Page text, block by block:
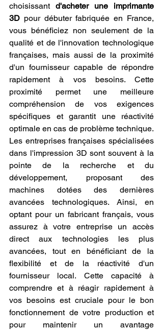
choisissant d'acheter une imprimante
3D pour débuter fabriquée en France,
vous bénéficiez non seulement de la
qualité et de l'innovation technologique
françaises, mais aussi de la proximité
d'un fournisseur capable de répondre
rapidement à vos besoins. Cette
proximité permet une meilleure
compréhension de vos exigences
spécifiques et garantit une réactivité
optimale en cas de problème technique.
Les entreprises françaises spécialisées
dans l'impression 3D sont souvent à la
pointe de la recherche et du
développement, proposant des
machines dotées des dernières
avancées technologiques. Ainsi, en
optant pour un fabricant français, vous
assurez à votre entreprise un accès
direct aux technologies les plus
avancées, tout en bénéficiant de la
flexibilité et de la réactivité d'un
fournisseur local. Cette capacité à
comprendre et à réagir rapidement à
vos besoins est cruciale pour le bon
fonctionnement de votre production et
pour maintenir un avantage